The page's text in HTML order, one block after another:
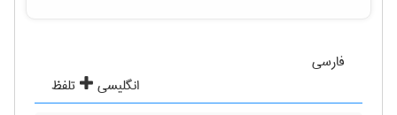
فارسی
انگلیسی
تلفظ